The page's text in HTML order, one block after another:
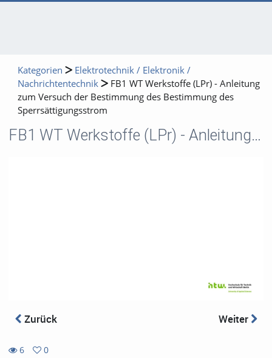
Kategorien
Elektrotechnik / Elektronik /
Nachrichtentechnik
FB1 WT Werkstoffe (LPr) - Anleitung
zum Versuch der Bestimmung des Bestimmung des
Sperrsättigungsstrom
FB1 WT Werkstoffe (LPr) - Anleitung zum Versuch der Bestimmung des Bestimmung des Sperrsättigungsstrom
Zurück Weiter
6
0